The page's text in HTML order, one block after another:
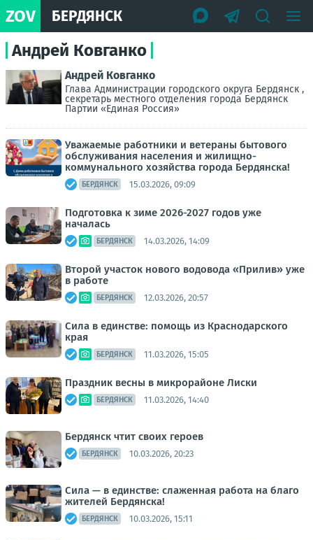
ZOV БЕРДЯНСК
Андрей Ковганко
Андрей Ковганко
Глава Администрации городского округа Бердянск ,
секретарь местного отделения города Бердянск
Партии «Единая Россия»
Уважаемые работники и ветераны бытового
обслуживания населения и жилищно-
коммунального хозяйства города Бердянска!
БЕРДЯНСК 15.03.2026, 09:09
Подготовка к зиме 2026-2027 годов уже
началась
БЕРДЯНСК 14.03.2026, 14:09
Второй участок нового водовода «Прилив» уже
в работе
БЕРДЯНСК 12.03.2026, 20:57
Сила в единстве: помощь из Краснодарского
края
БЕРДЯНСК 11.03.2026, 15:05
Праздник весны в микрорайоне Лиски
БЕРДЯНСК 11.03.2026, 14:40
Бердянск чтит своих героев
БЕРДЯНСК 10.03.2026, 20:23
Сила — в единстве: слаженная работа на благо
жителей Бердянска!
БЕРДЯНСК 10.03.2026, 15:11